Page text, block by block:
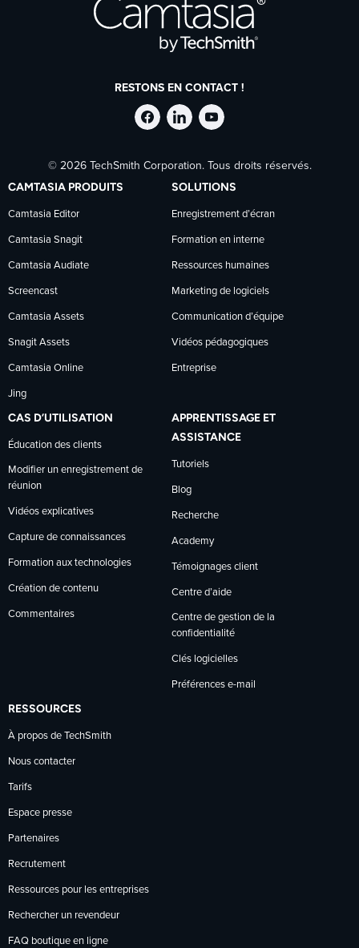
RESTONS EN CONTACT !
Suivre
TechSmith
sur
Facebook
Suivre
TechSmith
sur
LinkedIn
Suivre
TechSmith
sur
YouTube
© 2026 TechSmith Corporation. Tous droits réservés.
CAMTASIA PRODUITS
Camtasia Editor
Camtasia Snagit
Camtasia Audiate
Screencast
Camtasia Assets
Snagit Assets
Camtasia Online
Jing
SOLUTIONS
Enregistrement d’écran
Formation en interne
Ressources humaines
Marketing de logiciels
Communication d’équipe
Vidéos pédagogiques
Entreprise
CAS D’UTILISATION
Éducation des clients
Modifier un enregistrement de
réunion
Vidéos explicatives
Capture de connaissances
Formation aux technologies
Création de contenu
Commentaires
APPRENTISSAGE ET
ASSISTANCE
Tutoriels
Blog
Recherche
Academy
Témoignages client
Centre d’aide
Centre de gestion de la
confidentialité
Clés logicielles
Préférences e-mail
RESSOURCES
À propos de TechSmith
Nous contacter
Tarifs
Espace presse
Partenaires
Recrutement
Ressources pour les entreprises
Rechercher un revendeur
FAQ boutique en ligne